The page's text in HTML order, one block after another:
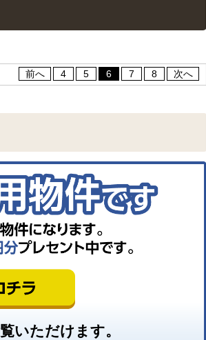
前へ 4 5 6 7 8 次へ
いただけます。